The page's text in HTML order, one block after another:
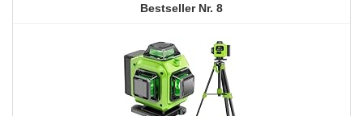
8